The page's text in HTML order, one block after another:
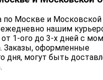
по Москве и Московской
нашим
1-ого до 3-х дней с
Заказы, оформленные
дня, могут быть